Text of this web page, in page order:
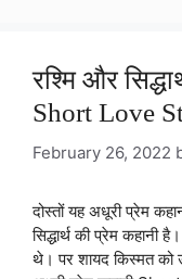
रश्मि और
Short Love
February 26, 2022
दोस्तों यह अधूरी प्रेम
सिद्धार्थ की प्रेम कहानी
थे। पर शायद किस्मत को